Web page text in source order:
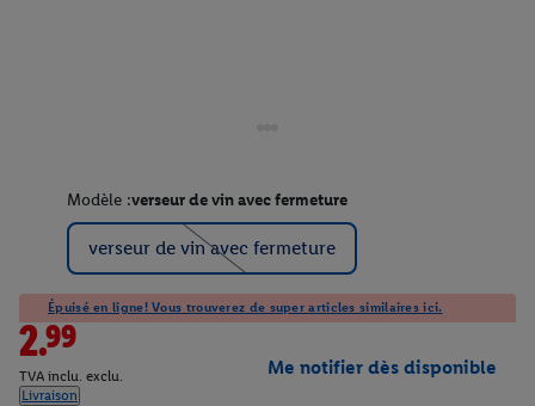
Modèle :verseur de vin avec fermeture
verseur de vin avec fermeture
Épuisé en ligne! Vous trouverez de super articles similaires ici.
2.99
TVA inclu. exclu.
Livraison
Me notifier dès disponible